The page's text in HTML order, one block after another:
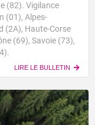
(82). Vigilance
(01), Alpes-
(2A), Haute-Corse
(69), Savoie (73),
LIRE LE BULLETIN